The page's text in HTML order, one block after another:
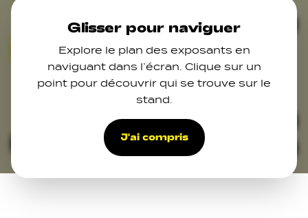
Skip to main content
Glisser pour naviguer
Explore le plan des exposants en
naviguant dans l’écran. Clique sur un
point pour découvrir qui se trouve sur le
stand.
J'ai compris
32
03
07
02
49
4850
01
34